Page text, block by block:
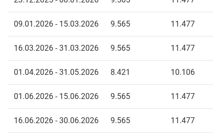
09.01.2026 - 15.03.2026 9.565 11.477
16.03.2026 - 31.03.2026 9.565 11.477
01.04.2026 - 31.05.2026 8.421 10.106
01.06.2026 - 15.06.2026 9.565 11.477
16.06.2026 - 30.06.2026 9.565 11.477